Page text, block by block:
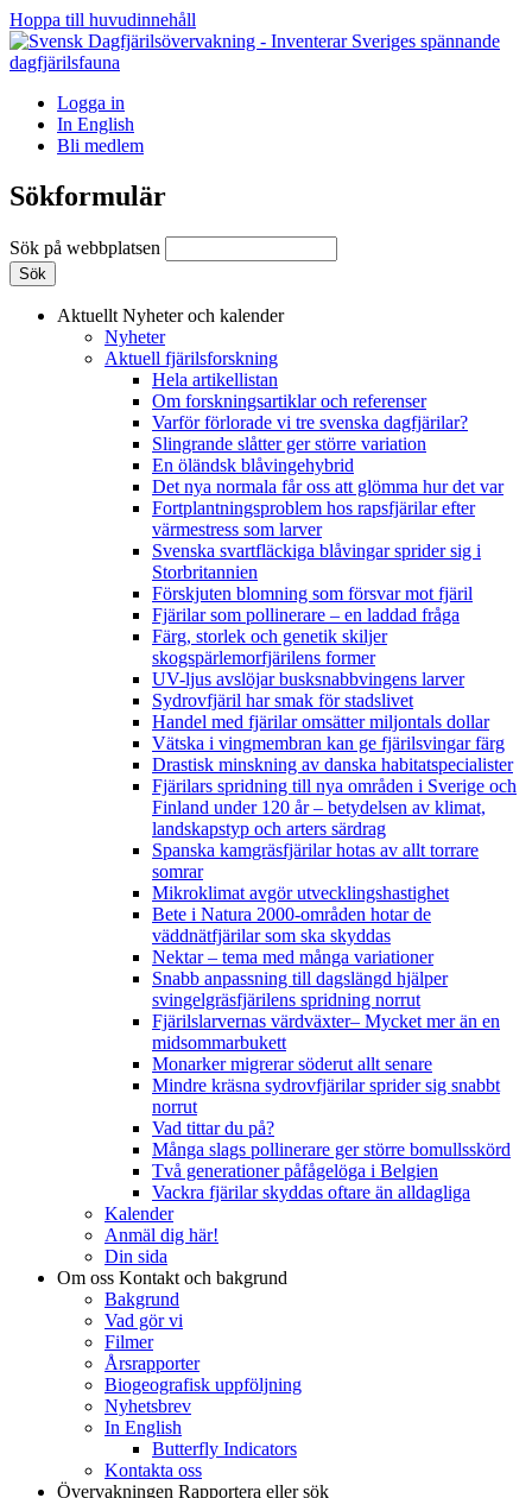
Hoppa till huvudinnehåll
Logga in
In English
Bli medlem
Sökformulär
Sök på webbplatsen
Aktuellt Nyheter och kalender
Nyheter
Aktuell fjärilsforskning
Hela artikellistan
Om forskningsartiklar och referenser
Varför förlorade vi tre svenska dagfjärilar?
Slingrande slåtter ger större variation
En öländsk blåvingehybrid
Det nya normala får oss att glömma hur det var
Fortplantningsproblem hos rapsfjärilar efter
värmestress som larver
Svenska svartfläckiga blåvingar sprider sig i
Storbritannien
Förskjuten blomning som försvar mot fjäril
Fjärilar som pollinerare – en laddad fråga
Färg, storlek och genetik skiljer
skogspärlemorfjärilens former
UV-ljus avslöjar busksnabbvingens larver
Sydrovfjäril har smak för stadslivet
Handel med fjärilar omsätter miljontals dollar
Vätska i vingmembran kan ge fjärilsvingar färg
Drastisk minskning av danska habitatspecialister
Fjärilars spridning till nya områden i Sverige och
Finland under 120 år– betydelsen av klimat,
landskapstyp och arters särdrag
Spanska kamgräsfjärilar hotas av allt torrare
somrar
Mikroklimat avgör utvecklingshastighet
Bete i Natura 2000-områden hotar de
väddnätfjärilar som ska skyddas
Nektar – tema med många variationer
Snabb anpassning till dagslängd hjälper
svingelgräsfjärilens spridning norrut
Fjärilslarvernas värdväxter– Mycket mer än en
midsommarbukett
Monarker migrerar söderut allt senare
Mindre kräsna sydrovfjärilar sprider sig snabbt
norrut
Vad tittar du på?
Många slags pollinerare ger större bomullsskörd
Två generationer påfågelöga i Belgien
Vackra fjärilar skyddas oftare än alldagliga
Kalender
Anmäl dig här!
Din sida
Om oss Kontakt och bakgrund
Bakgrund
Vad gör vi
Filmer
Årsrapporter
Biogeografisk uppföljning
Nyhetsbrev
In English
Butterfly Indicators
Kontakta oss
Övervakningen Rapportera eller sök